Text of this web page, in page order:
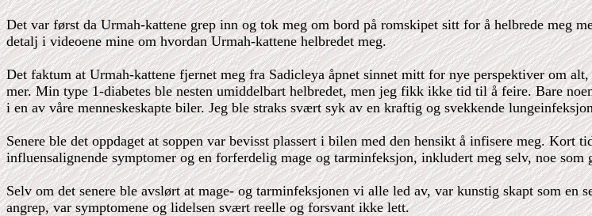
Det var først da Urmah-kattene grep inn og tok meg om bord på romskipet sitt for å helbrede meg
detalj i videoene mine om hvordan Urmah-kattene helbredet meg.
Det faktum at Urmah-kattene fjernet meg fra Sadicleya åpnet sinnet mitt for nye perspektiver om
mer. Min type 1-diabetes ble nesten umiddelbart helbredet, men jeg fikk ikke tid til å feire. Bare
i en av våre menneskeskapte biler. Jeg ble straks svært syk av en kraftig og svekkende
Senere ble det oppdaget at soppen var bevisst plassert i bilen med den hensikt å infisere meg. Kort
influensalignende symptomer og en forferdelig mage og tarminfeksjon, inkludert meg selv, noe
Selv om det senere ble avslørt at mage- og tarminfeksjonen vi alle led av, var kunstig skapt som
angrep, var symptomene og lidelsen svært reelle og forsvant ikke lett.